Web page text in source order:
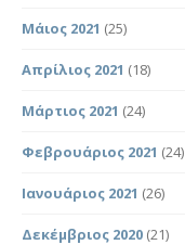
Μάιος 2021 (25)
Απρίλιος 2021 (18)
Μάρτιος 2021 (24)
Φεβρουάριος 2021 (24)
Ιανουάριος 2021 (26)
Δεκέμβριος 2020 (21)